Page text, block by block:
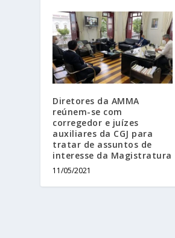
Diretores da AMMA
reúnem-se com
corregedor e juízes
auxiliares da CGJ para
tratar de assuntos de
interesse da Magistratura
11/05/2021